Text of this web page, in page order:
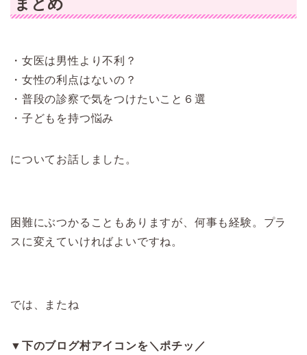
・女医は男性より不利？
・女性の利点はないの？
・普段の診察で気をつけたいこと６選
・子どもを持つ悩み
についてお話しました。
困難にぶつかることもありますが、何事も経験。プラ
スに変えていければよいですね。
では、またね
▼ 下のブログ村アイコンを＼ポチッ／